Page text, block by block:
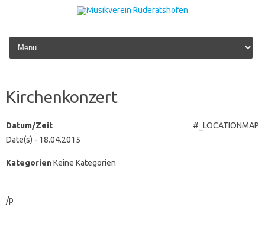
Zum Inhalt springen
Kirchenkonzert
#_LOCATIONMAP
Datum/Zeit
Date(s) - 18.04.2015
KategorienKeine Kategorien
/p